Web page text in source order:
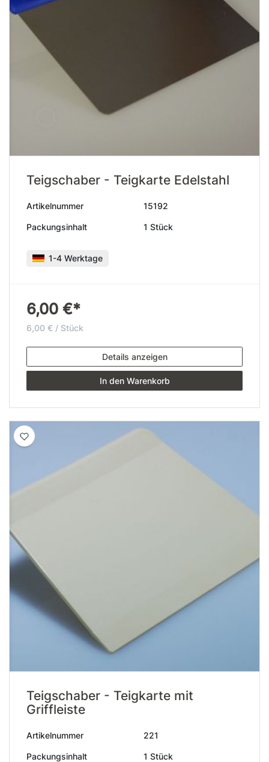
Teigschaber - Teigkarte Edelstahl
Artikelnummer 15192
Packungsinhalt 1 Stück
1-4 Werktage
6,00 €*
6,00 € / Stück
Details anzeigen
In den Warenkorb
Teigschaber - Teigkarte mit
Griffleiste
Artikelnummer 221
Packungsinhalt 1 Stück